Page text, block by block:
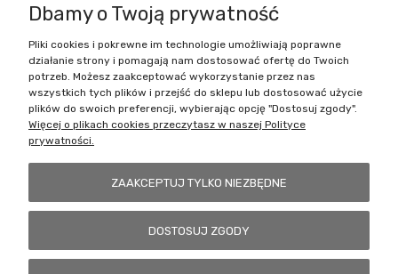
Zakupy
Pomoc
Dbamy o Twoją prywatność
Pliki cookies i pokrewne im technologie umożliwiają poprawne
działanie strony i pomagają nam dostosować ofertę do Twoich
potrzeb. Możesz zaakceptować wykorzystanie przez nas
wszystkich tych plików i przejść do sklepu lub dostosować użycie
plików do swoich preferencji, wybierając opcję "Dostosuj zgody".
Więcej o plikach cookies przeczytasz w naszej Polityce
prywatności.
ZAAKCEPTUJ TYLKO NIEZBĘDNE
DOSTOSUJ ZGODY